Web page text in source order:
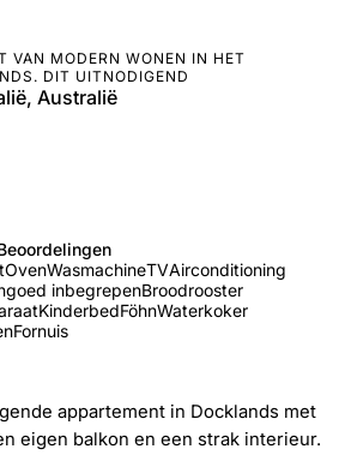
VAN MODERN WONEN IN HET
DIT UITNODIGEND
Australië
OvenWasmachineTVAirconditioning
inbegrepenBroodrooster
KinderbedFöhnWaterkoker
Fornuis
appartement in Docklands met
eigen balkon en een strak interieur.